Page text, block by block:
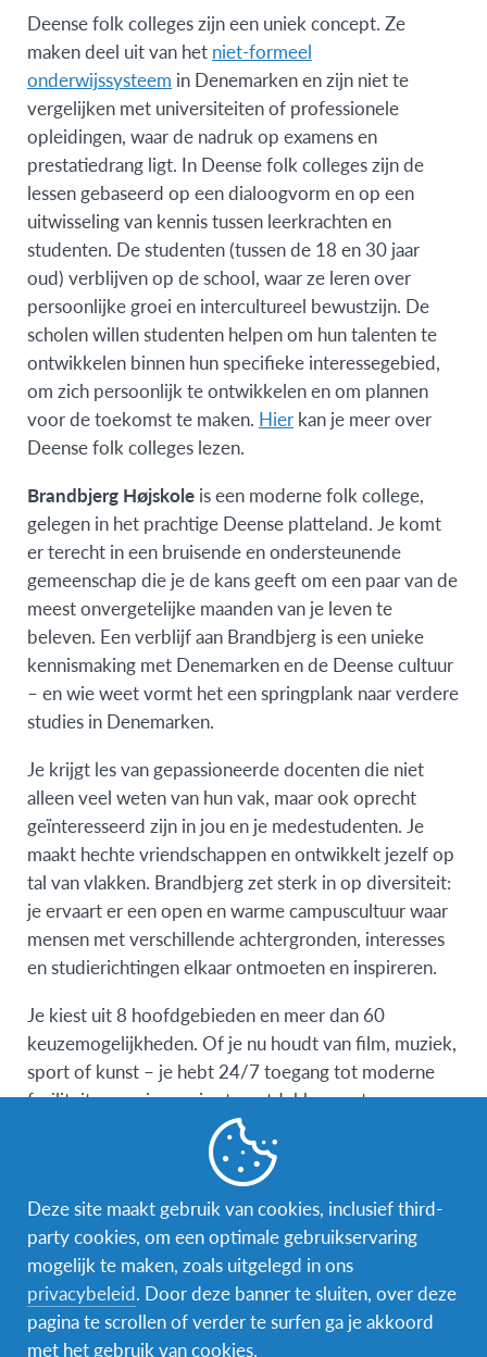
Deense folk colleges zijn een uniek concept. Ze
maken deel uit van het niet-formeel
onderwijssysteem in Denemarken en zijn niet te
vergelijken met universiteiten of professionele
opleidingen, waar de nadruk op examens en
prestatiedrang ligt. In Deense folk colleges zijn de
lessen gebaseerd op een dialoogvorm en op een
uitwisseling van kennis tussen leerkrachten en
studenten. De studenten (tussen de 18 en 30 jaar
oud) verblijven op de school, waar ze leren over
persoonlijke groei en intercultureel bewustzijn. De
scholen willen studenten helpen om hun talenten te
ontwikkelen binnen hun specifieke interessegebied,
om zich persoonlijk te ontwikkelen en om plannen
voor de toekomst te maken. Hier kan je meer over
Deense folk colleges lezen.
Brandbjerg Højskole is een moderne folk college,
gelegen in het prachtige Deense platteland. Je komt
er terecht in een bruisende en ondersteunende
gemeenschap die je de kans geeft om een paar van de
meest onvergetelijke maanden van je leven te
beleven. Een verblijf aan Brandbjerg is een unieke
kennismaking met Denemarken en de Deense cultuur
– en wie weet vormt het een springplank naar verdere
studies in Denemarken.
Je krijgt les van gepassioneerde docenten die niet
alleen veel weten van hun vak, maar ook oprecht
geïnteresseerd zijn in jou en je medestudenten. Je
maakt hechte vriendschappen en ontwikkelt jezelf op
tal van vlakken. Brandbjerg zet sterk in op diversiteit:
je ervaart er een open en warme campuscultuur waar
mensen met verschillende achtergronden, interesses
en studierichtingen elkaar ontmoeten en inspireren.
Je kiest uit 8 hoofdgebieden en meer dan 60
keuzemogelijkheden. Of je nu houdt van film, muziek,
sport of kunst – je hebt 24/7 toegang tot moderne
faciliteiten om je passies te ontdekken en te
Brandbjerg Højskole is een Deense folk high school
met een internationale en mondiale insteek. De
meeste studenten zijn Deenstalig, maar elk semester
verwelkomen ze ook internationale studenten en
studenten met een vluchtelingenachtergrond.
Daardoor wordt er op school een mix van Deens en
Engels gesproken. Die culturele en taalkundige
Deze site maakt gebruik van cookies, inclusief third-
party cookies, om een optimale gebruikservaring
mogelijk te maken, zoals uitgelegd in ons
privacybeleid. Door deze banner te sluiten, over deze
pagina te scrollen of verder te surfen ga je akkoord
met het gebruik van cookies.